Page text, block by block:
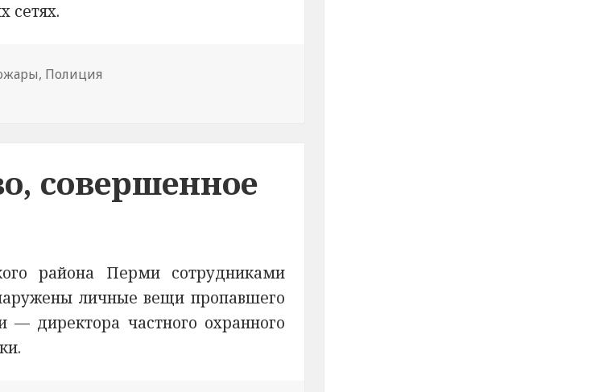
сетях.
, Полиция
совершенное
района Перми сотрудниками
личные вещи пропавшего
— директора частного охранного